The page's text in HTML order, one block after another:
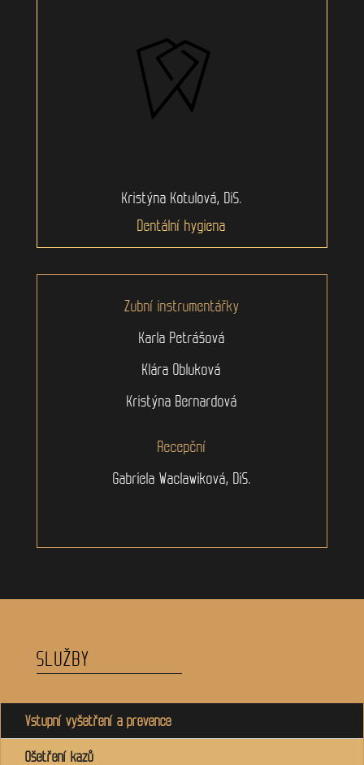
Kristýna Kotulová, DiS.
Dentální hygiena
Zubní instrumentářky
Karla Petrášová
Klára Obluková
Kristýna Bernardová
Recepční
Gabriela Waclawiková, DiS.
SLUŽBY
Vstupní vyšetření a prevence
Ošetření kazů